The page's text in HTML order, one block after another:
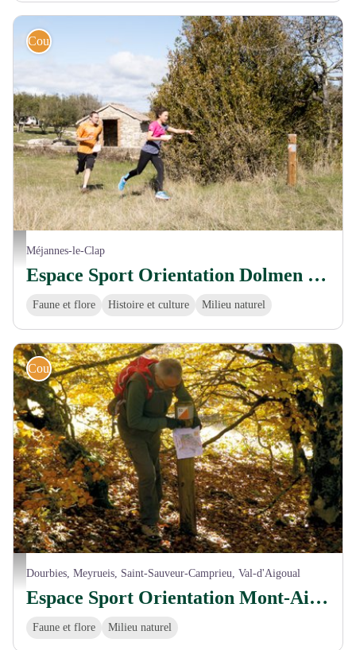
Course d'orientation à Méjannes-le-Clap - © H. TAYOLLE
Course d'orientation
Méjannes-le-Clap
Espace Sport Orientation Dolmen des Fées
Faune et flore Histoire et culture Milieu naturel
Course d'orientation à l'Aigoual - © A. GRIFFON - Dpt30
Course d'orientation
Dourbies, Meyrueis, Saint-Sauveur-Camprieu, Val-d'Aigoual
Espace Sport Orientation Mont-Aigoual
Faune et flore Milieu naturel